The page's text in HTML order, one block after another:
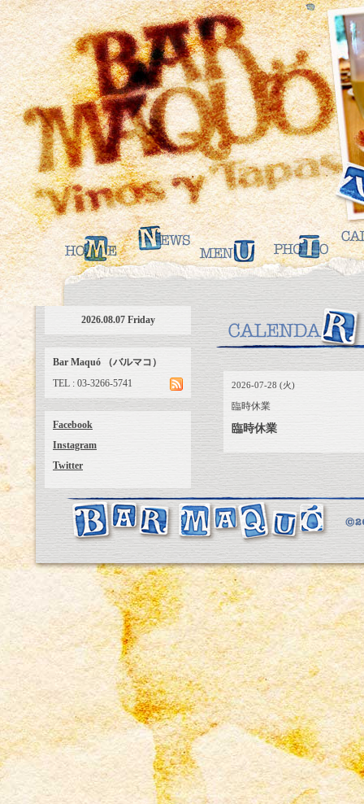
2026-07-28 (火)
臨時休業
臨時休業
2026.08.07 Friday
Bar Maquó （バルマコ）
TEL : 03-3266-5741
Facebook
Instagram
Twitter